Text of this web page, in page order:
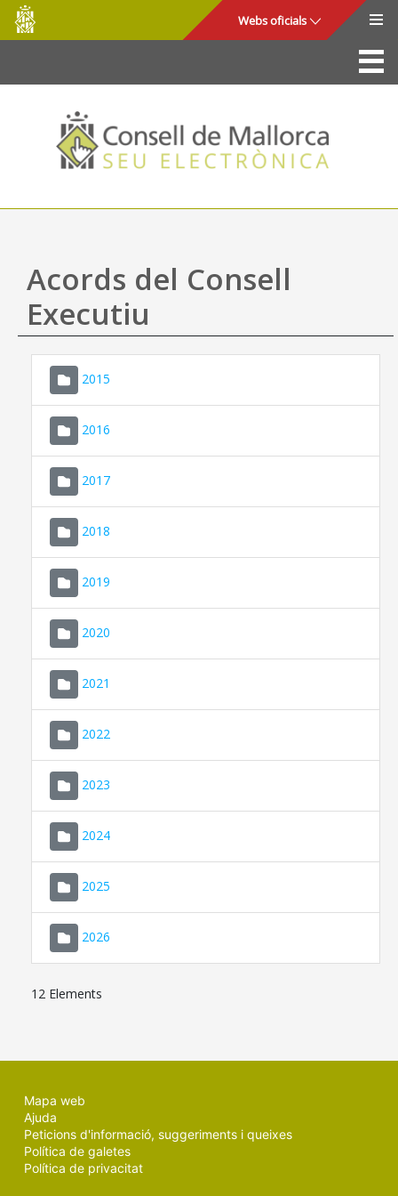
Salta al contingut principal
Consell
de
Mallorca
Webs oficials
La Seu
Consell de Mallorca
Accés i seguretat
Utilitats
Ajuda
Acords del Consell
Executiu
2015
2016
2017
2018
2019
2020
2021
2022
2023
2024
2025
2026
12 Elements
Mapa web
Ajuda
Peticions d'informació, suggeriments i queixes
Política de galetes
Política de privacitat